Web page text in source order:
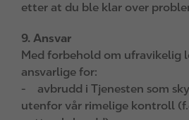
etter at du ble klar over
9. Ansvar
Med forbehold om ufravikelig
ansvarlige for:
- avbrudd i Tjenesten som
utenfor vår rimelige kontroll